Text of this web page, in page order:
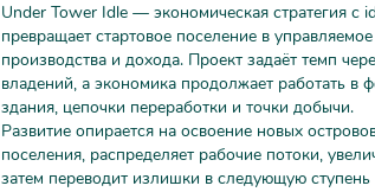
Under Tower Idle — экономическая стратегия с
превращает стартовое поселение в
производства и дохода. Проект задаёт темп
владений, а экономика продолжает работать
здания, цепочки переработки и точки добычи.
Развитие опирается на освоение новых
поселения, распределяет рабочие потоки,
затем переводит излишки в следующую